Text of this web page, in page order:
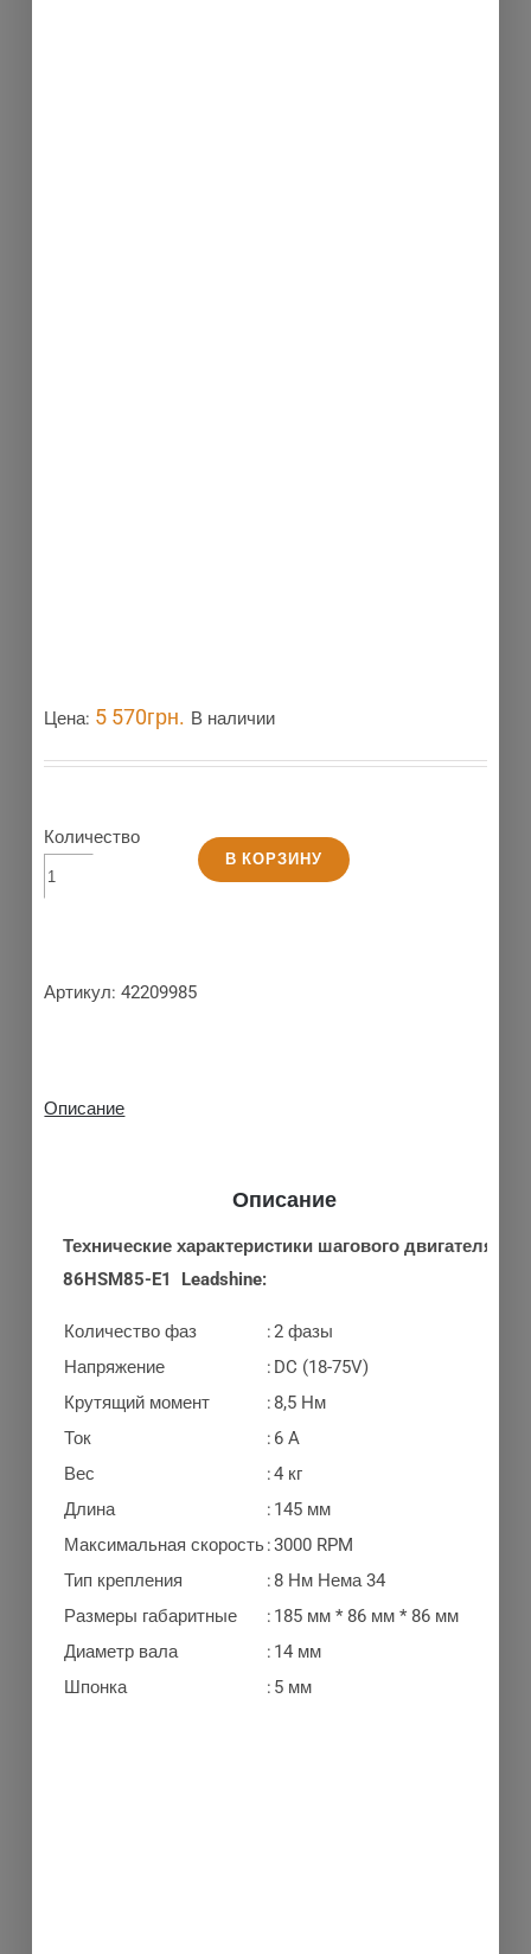
Цена: 5 570грн. В наличии
Количество
В КОРЗИНУ
Артикул:42209985
Описание
Описание
Технические характеристики шагового двигателя
86HSM85-E1 Leadshine:
Количество фаз :2 фазы
Напряжение
: DC (18-75V)
Крутящий момент
: 8,5 Нм
Ток
: 6 A
Вес
:4 кг
Длина
: 145 мм
Максимальная скорость:3000 RPM
Тип крепления
: 8 Нм Нема 34
Размеры габаритные
: 185 мм * 86 мм * 86 мм
Диаметр вала
: 14 мм
Шпонка
: 5 мм